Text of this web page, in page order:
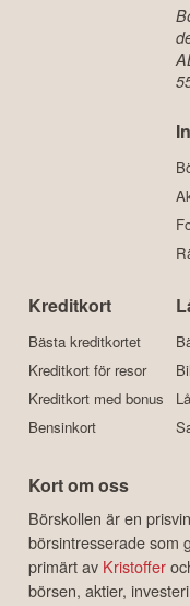
Kreditkort
Bästa kreditkortet
Kreditkort för resor
Kreditkort med bonus
Bensinkort
Kort om oss
Börskollen är en
börsintresserade som
primärt av Kristoffer
börsen, aktier,